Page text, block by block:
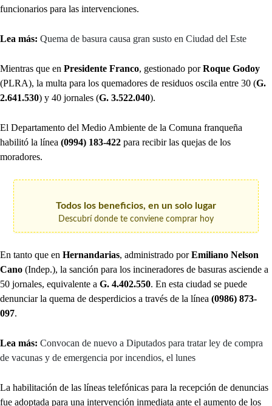
funcionarios para las intervenciones.
Lea más: Quema de basura causa gran susto en Ciudad del Este
Mientras que en Presidente Franco, gestionado porRoque Godoy
(PLRA), la multa para los quemadores de residuos oscila entre 30 (G.
2.641.530) y 40 jornales (G. 3.522.040).
El Departamento del Medio Ambiente de la Comuna franqueña
habilitó la línea (0994) 183-422 para recibir las quejas de los
moradores.
Todos los beneficios, en un solo lugar
Descubrí donde te conviene comprar hoy
En tanto que en Hernandarias, administrado porEmiliano Nelson
Cano (Indep.), la sanción para los incineradores de basuras asciende a
50 jornales, equivalente a G. 4.402.550. En esta ciudad se puede
denunciar la quema de desperdicios a través de la línea (0986) 873-
097.
Lea más: Convocan de nuevo a Diputados para tratar ley de compra
de vacunas y de emergencia por incendios, el lunes
La habilitación de las líneas telefónicas para la recepción de denuncias
fue adoptada para una intervención inmediata ante el aumento de los